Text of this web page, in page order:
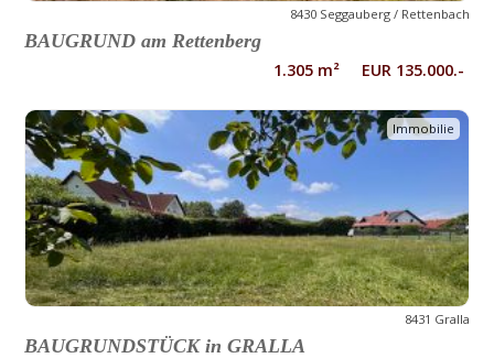
8430 Seggauberg / Rettenbach
BAUGRUND am Rettenberg
1.305 m² EUR 135.000.-
Immobilie
8431 Gralla
BAUGRUNDSTÜCK in GRALLA